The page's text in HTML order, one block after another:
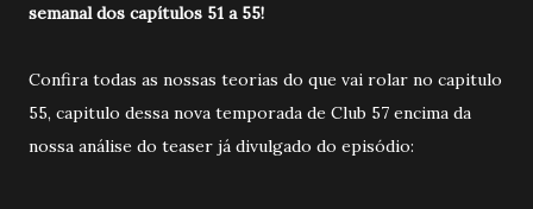
semanal dos capítulos 51 a 55!
Confira todas as nossas teorias do que vai rolar no capitulo
55, capitulo dessa nova temporada de Club 57 encima da
nossa análise do teaser já divulgado do episódio: